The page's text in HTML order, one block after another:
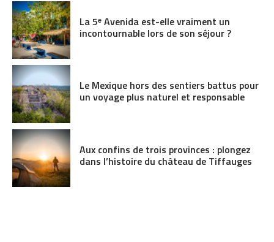
La 5ᵉ Avenida est-elle vraiment un
incontournable lors de son séjour ?
Le Mexique hors des sentiers battus pour
un voyage plus naturel et responsable
Aux confins de trois provinces : plongez
dans l’histoire du château de Tiffauges